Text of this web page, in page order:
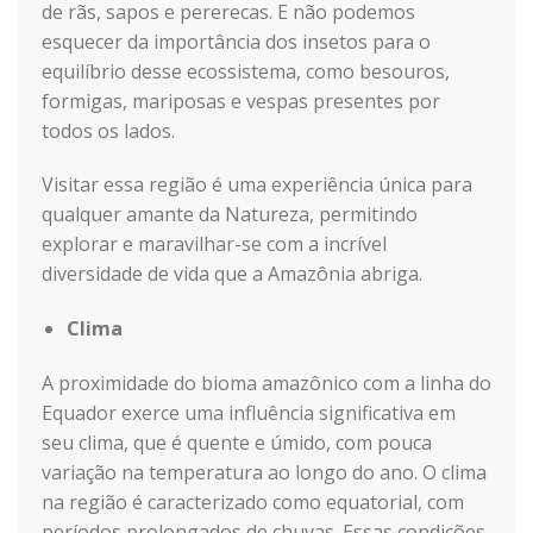
de rãs, sapos e pererecas. E não podemos
esquecer da importância dos insetos para o
equilíbrio desse ecossistema, como besouros,
formigas, mariposas e vespas presentes por
todos os lados.
Visitar essa região é uma experiência única para
qualquer amante da Natureza, permitindo
explorar e maravilhar-se com a incrível
diversidade de vida que a Amazônia abriga.
Clima
A proximidade do bioma amazônico com a linha do
Equador exerce uma influência significativa em
seu clima, que é quente e úmido, com pouca
variação na temperatura ao longo do ano. O clima
na região é caracterizado como equatorial, com